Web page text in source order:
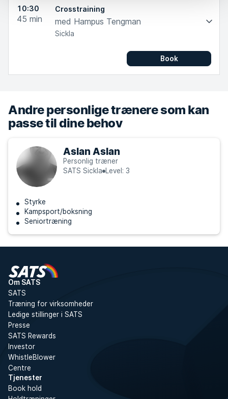
10:30
45 min
Crosstraining
med Hampus Tengman
Sickla
Book
Andre personlige trænere som kan
passe til dine behov
Aslan Aslan
Personlig træner
SATS Sickla
Level: 3
Styrke
Kampsport/boksning
Seniortræning
Om SATS
SATS
Træning for virksomheder
Ledige stillinger i SATS
Presse
SATS Rewards
Investor
WhistleBlower
Centre
Tjenester
Book hold